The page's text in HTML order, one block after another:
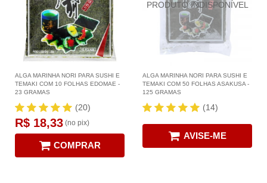
ALGA MARINHA NORI PARA SUSHI E
TEMAKI COM 10 FOLHAS EDOMAE -
23 GRAMAS
(20)
R$ 18,33 (no pix)
COMPRAR
ALGA MARINHA NORI PARA SUSHI E
TEMAKI COM 50 FOLHAS ASAKUSA -
125 GRAMAS
(14)
AVISE-ME